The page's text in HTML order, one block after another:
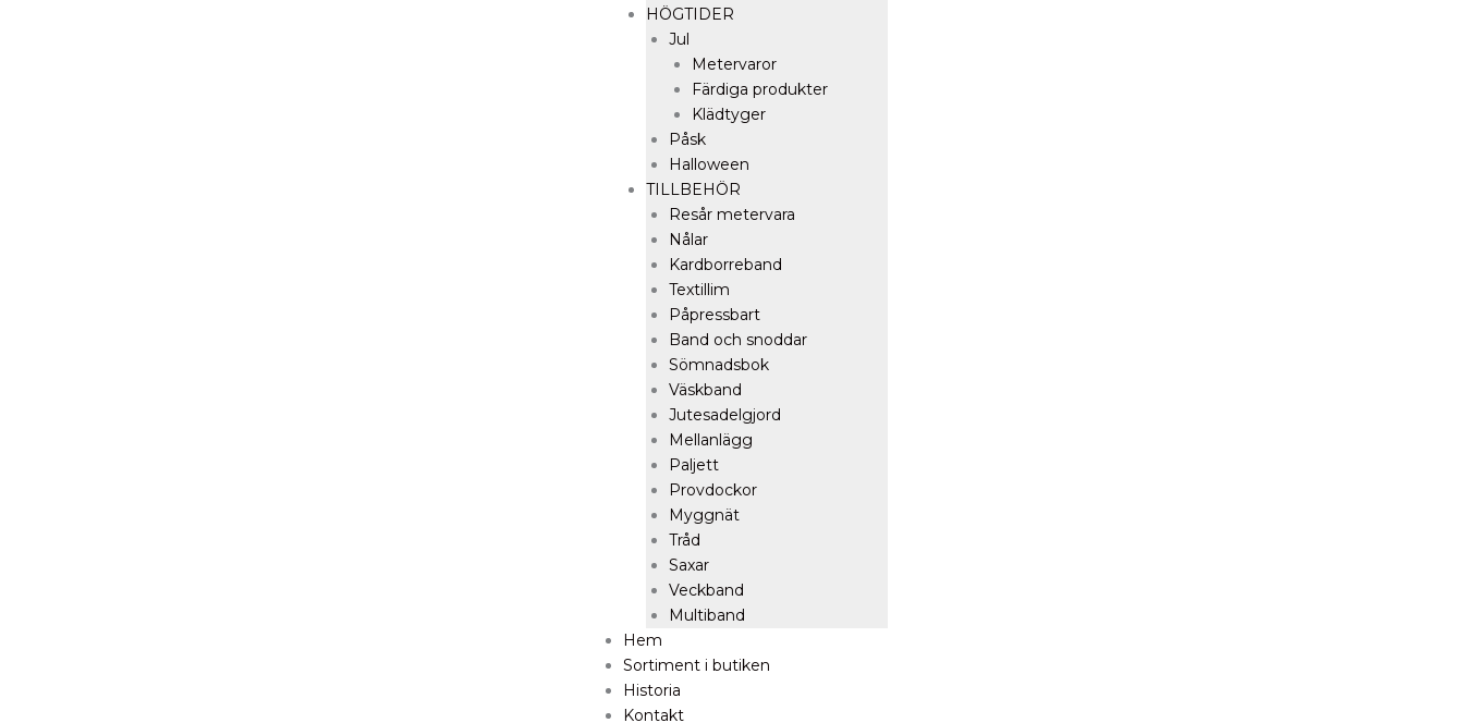
HÖGTIDER
Jul
Metervaror
Färdiga produkter
Klädtyger
Påsk
Halloween
TILLBEHÖR
Resår metervara
Nålar
Kardborreband
Textillim
Påpressbart
Band och snoddar
Sömnadsbok
Väskband
Jutesadelgjord
Mellanlägg
Paljett
Provdockor
Myggnät
Tråd
Saxar
Veckband
Multiband
Hem
Sortiment i butiken
Historia
Kontakt